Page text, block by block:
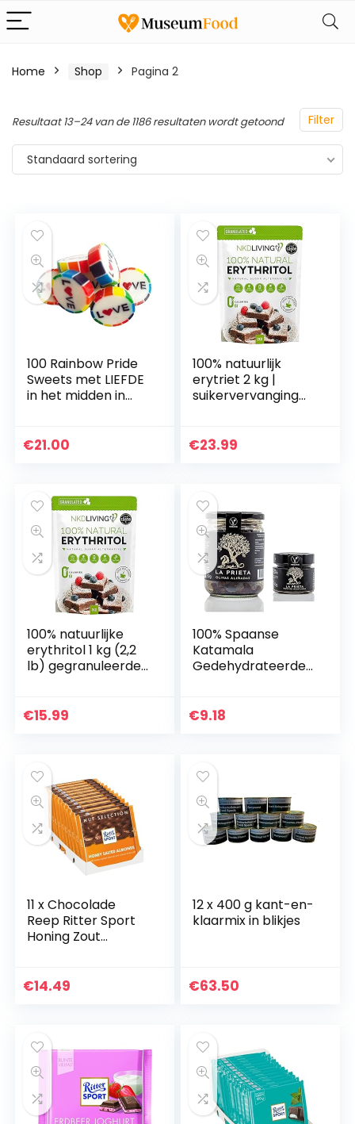
Home Shop Pagina 2
Filter
Resultaat 13–24 van de 1186 resultaten wordt getoond
Standaard sortering
100 Rainbow Pride
Sweets met LIEFDE
in het midden in
€21.00
100% natuurlijk
erytriet 2 kg |
suikervervanging
€23.99
100% natuurlijke
erythritol 1 kg (2,2
lb) gegranuleerde
€15.99
100% Spaanse
Katamala
Gedehydrateerde
Olivada Prietas
€9.18
11 x Chocolade
Reep Ritter Sport
Honing Zout
€14.49
12 x 400 g kant-en-
klaarmix in blikjes
€63.50